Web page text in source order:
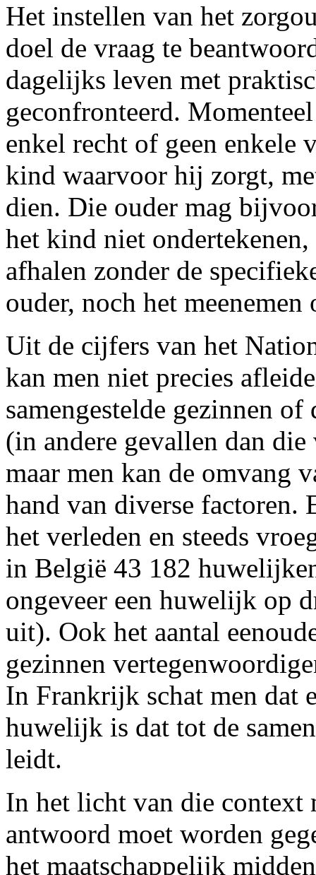
Het instellen van het
doel de vraag te
dagelijks leven met
geconfronteerd.
enkel recht of geen enkele
kind waarvoor hij zorgt,
dien. Die ouder mag
het kind niet
afhalen zonder de
ouder, noch het
Uit de cijfers van het
kan men niet precies
samengestelde gezinnen
(in andere gevallen dan
maar men kan de omvang
hand van diverse factoren.
het verleden en steeds
in België 43 182
ongeveer een huwelijk op
uit). Ook het aantal
gezinnen
In Frankrijk schat men dat
huwelijk is dat tot de
leidt.
In het licht van die context
antwoord moet worden
het maatschappelijk